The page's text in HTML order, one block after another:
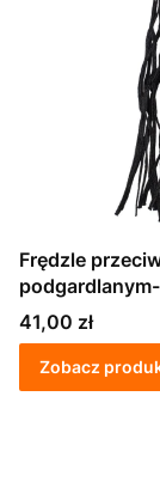
Frędzle
Cena
41,00 zł
Zobacz